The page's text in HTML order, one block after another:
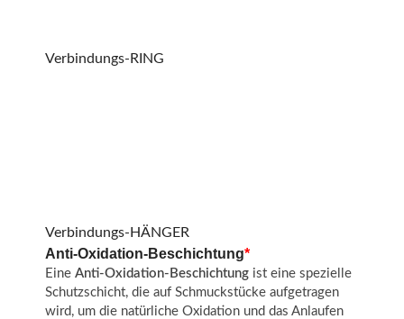
Verbindungs-RING
Verbindungs-HÄNGER
*
Anti-Oxidation-Beschichtung
Eine Anti-Oxidation-Beschichtung ist eine spezielle
Schutzschicht, die auf Schmuckstücke aufgetragen
wird, um die natürliche Oxidation und das Anlaufen